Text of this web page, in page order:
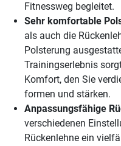
Fitnessweg begleitet.
Sehr komfortable
als auch die
Polsterung
Trainingserlebnis
Komfort, den Sie
formen und stärken.
Anpassungsfähige
verschiedenen
Rückenlehne ein